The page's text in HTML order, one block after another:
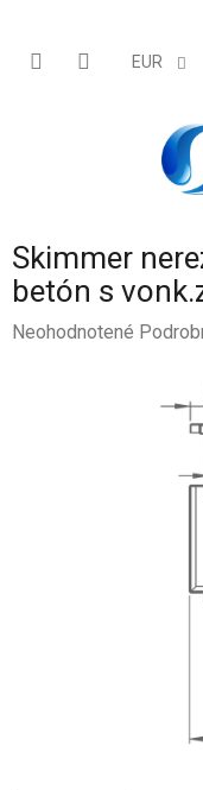
obsah
EUR
Skimmer
betón s
Priemerné
Neohodnotené